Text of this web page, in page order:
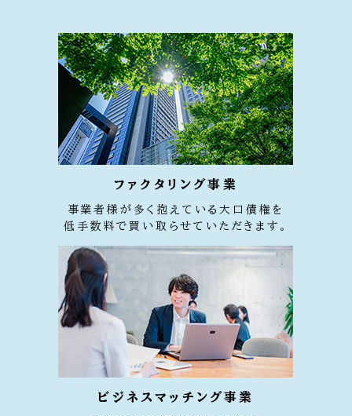
ファクタリング事業
事業者様が多く抱えている大口債権を
低手数料で買い取らせていただきます。
ビジネスマッチング事業